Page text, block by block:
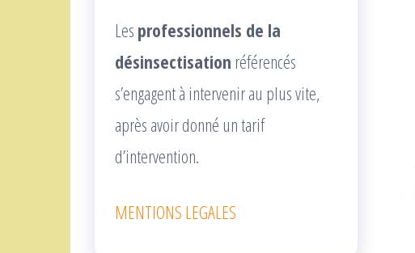
Les professionnels de la
désinsectisation référencés
s’engagent à intervenir au plus vite,
après avoir donné un tarif
d’intervention.
MENTIONS LEGALES